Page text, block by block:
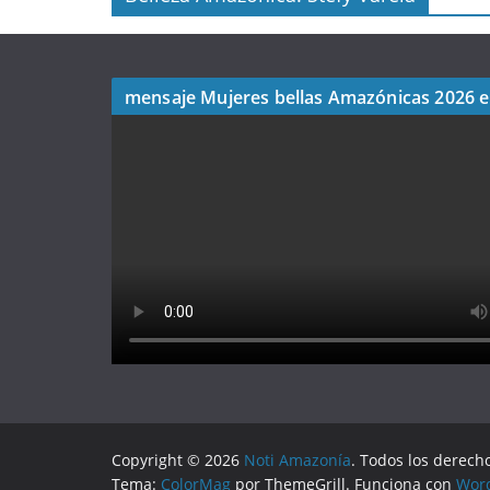
mensaje Mujeres bellas Amazónicas 2026
Copyright © 2026 Noti Amazonía. Todos los
Tema: ColorMag por ThemeGrill. Funciona con